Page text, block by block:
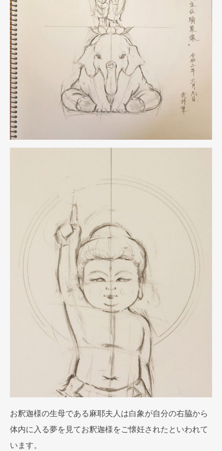
お釈迦様の生母である麻耶夫人は白象が自分の右脇から
体内に入る夢を見てお釈迦様をご懐妊されたといわれて
います。